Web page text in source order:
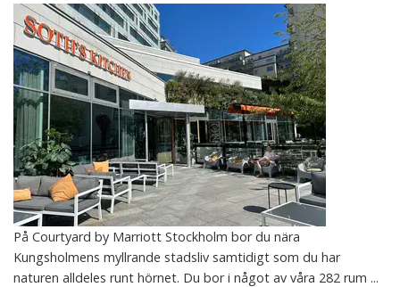
På Courtyard by Marriott Stockholm bor du nära
Kungsholmens myllrande stadsliv samtidigt som du har
naturen alldeles runt hörnet. Du bor i något av våra 282 rum ...